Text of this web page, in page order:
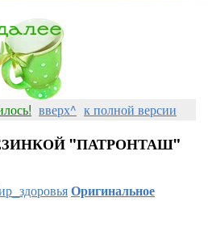
вверх^ к полной версии
"ПАТРОНТАШ"
Оригинальное